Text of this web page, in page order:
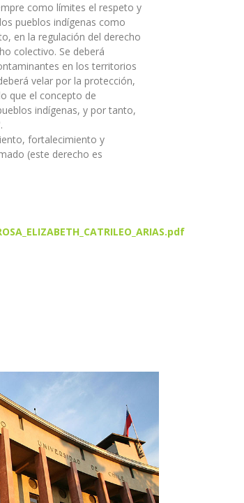
como límites el respeto y
pueblos indígenas como
en la regulación del derecho
colectivo. Se deberá
en los territorios
velar por la protección,
que el concepto de
indígenas, y por tanto,
fortalecimiento y
(este derecho es